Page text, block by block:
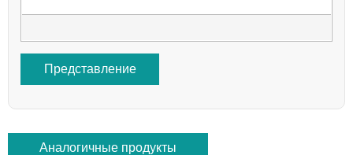
Представление
Аналогичные продукты